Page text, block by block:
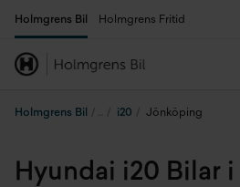
Holmgrens Bil Holmgrens Fritid
Holmgrens Bil i20 Jönköping
Hyundai i20 Bilar i